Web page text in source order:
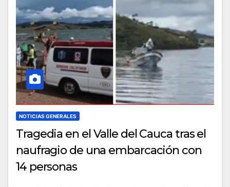
NOTICIAS GENERALES
Tragedia en el Valle del Cauca tras el
naufragio de una embarcación con
14 personas